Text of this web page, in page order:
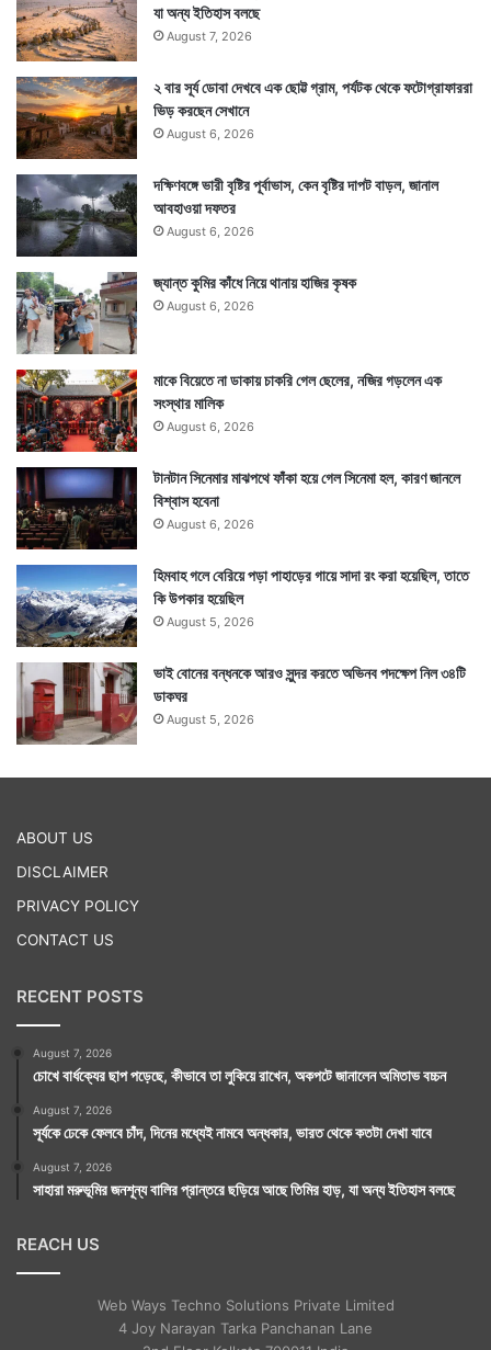
যা অন্য ইতিহাস বলছে
August 7, 2026
২ বার সূর্য ডোবা দেখবে এক ছোট্ট গ্রাম, পর্যটক থেকে ফটোগ্রাফাররা
ভিড় করছেন সেখানে
August 6, 2026
দক্ষিণবঙ্গে ভারী বৃষ্টির পূর্বাভাস, কেন বৃষ্টির দাপট বাড়ল, জানাল
আবহাওয়া দফতর
August 6, 2026
জ্যান্ত কুমির কাঁধে নিয়ে থানায় হাজির কৃষক
August 6, 2026
মাকে বিয়েতে না ডাকায় চাকরি গেল ছেলের, নজির গড়লেন এক
সংস্থার মালিক
August 6, 2026
টানটান সিনেমার মাঝপথে ফাঁকা হয়ে গেল সিনেমা হল, কারণ জানলে
বিশ্বাস হবেনা
August 6, 2026
হিমবাহ গলে বেরিয়ে পড়া পাহাড়ের গায়ে সাদা রং করা হয়েছিল, তাতে
কি উপকার হয়েছিল
August 5, 2026
ভাই বোনের বন্ধনকে আরও সুন্দর করতে অভিনব পদক্ষেপ নিল ৩৪টি
ডাকঘর
August 5, 2026
ABOUT US
DISCLAIMER
PRIVACY POLICY
CONTACT US
RECENT POSTS
August 7, 2026
চোখে বার্ধক্যের ছাপ পড়েছে, কীভাবে তা লুকিয়ে রাখেন, অকপটে জানালেন অমিতাভ বচ্চন
August 7, 2026
সূর্যকে ঢেকে ফেলবে চাঁদ, দিনের মধ্যেই নামবে অন্ধকার, ভারত থেকে কতটা দেখা যাবে
August 7, 2026
সাহারা মরুভূমির জনশূন্য বালির প্রান্তরে ছড়িয়ে আছে তিমির হাড়, যা অন্য ইতিহাস বলছে
REACH US
Web Ways Techno Solutions Private Limited
4 Joy Narayan Tarka Panchanan Lane